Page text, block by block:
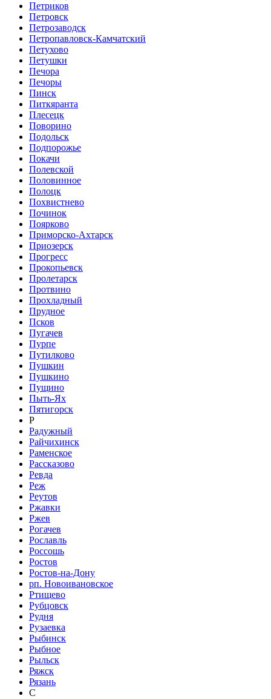
Петриков
Петровск
Петрозаводск
Петропавловск-Камчатский
Петухово
Петушки
Печора
Печоры
Пинск
Питкяранта
Плесецк
Поворино
Подольск
Подпорожье
Покачи
Полевской
Половинное
Полоцк
Похвистнево
Починок
Поярково
Приморско-Ахтарск
Приозерск
Прогресс
Прокопьевск
Пролетарск
Протвино
Прохладный
Прудное
Псков
Пугачев
Пурпе
Путилково
Пушкин
Пушкино
Пущино
Пыть-Ях
Пятигорск
Р
Радужный
Райчихинск
Раменское
Рассказово
Ревда
Реж
Реутов
Ржавки
Ржев
Рогачев
Рославль
Россошь
Ростов
Ростов-на-Дону
рп. Новоивановское
Ртищево
Рубцовск
Рудня
Рузаевка
Рыбинск
Рыбное
Рыльск
Ряжск
Рязань
С